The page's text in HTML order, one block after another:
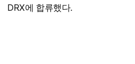
DRX에 합류했다.